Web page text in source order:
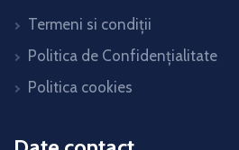
Termeni si condiții
Politica de Confidențialitate
Politica cookies